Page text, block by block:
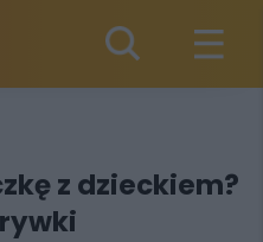
z dzieckiem?